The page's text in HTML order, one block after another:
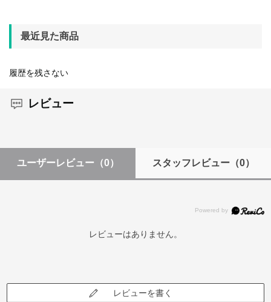
最近見た商品
履歴を残さない
レビュー
ユーザーレビュー （0） スタッフレビュー（0）
レビューはありません。
レビューを書く